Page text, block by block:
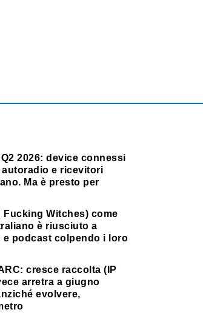
2026: device connessi
e ricevitori
Ma è presto per
Fucking Witches) come
è riusciuto a
e podcast colpendo i loro
cresce raccolta (IP
arretra a giugno
evolvere,